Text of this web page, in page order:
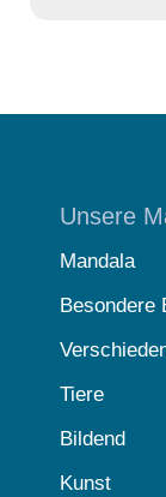
Unsere
Mandala
Besondere
Tiere
Bildend
Kunst